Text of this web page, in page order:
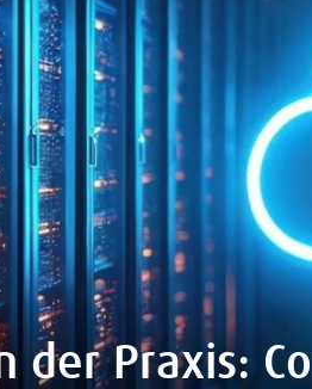
der Praxis: